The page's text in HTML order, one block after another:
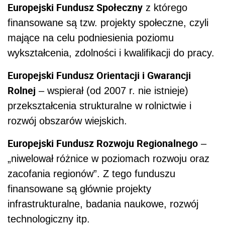
Europejski Fundusz Społeczny z którego
finansowane są tzw. projekty społeczne, czyli
mające na celu podniesienia poziomu
wykształcenia, zdolności i kwalifikacji do pracy.
Europejski Fundusz Orientacji i Gwarancji
Rolnej – wspierał (od 2007 r. nie istnieje)
przekształcenia strukturalne w rolnictwie i
rozwój obszarów wiejskich.
Europejski Fundusz Rozwoju Regionalnego –
„niwelował różnice w poziomach rozwoju oraz
zacofania regionów”. Z tego funduszu
finansowane są głównie projekty
infrastrukturalne, badania naukowe, rozwój
technologiczny itp.